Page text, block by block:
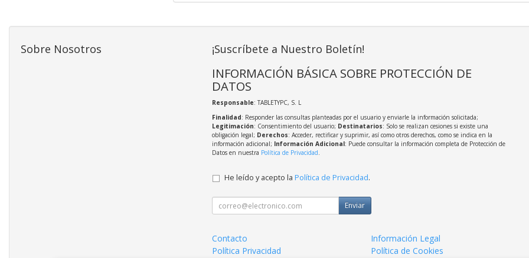
Sobre Nosotros ¡Suscríbete a Nuestro Boletín!
INFORMACIÓN BÁSICA SOBRE PROTECCIÓN DE
DATOS
Responsable: TABLETYPC, S. L
Finalidad: Responder las consultas planteadas por el usuario y enviarle la información solicitada;
Legitimación: Consentimiento del usuario; Destinatarios: Solo se realizan cesiones si existe una
obligación legal; Derechos: Acceder, rectificar y suprimir, así como otros derechos, como se indica en la
información adicional; Información Adicional: Puede consultar la información completa de Protección de
Datos en nuestra Política de Privacidad.
He leído y acepto la Política de Privacidad.
Enviar
Contacto
Información Legal
Política Privacidad
Política de Cookies